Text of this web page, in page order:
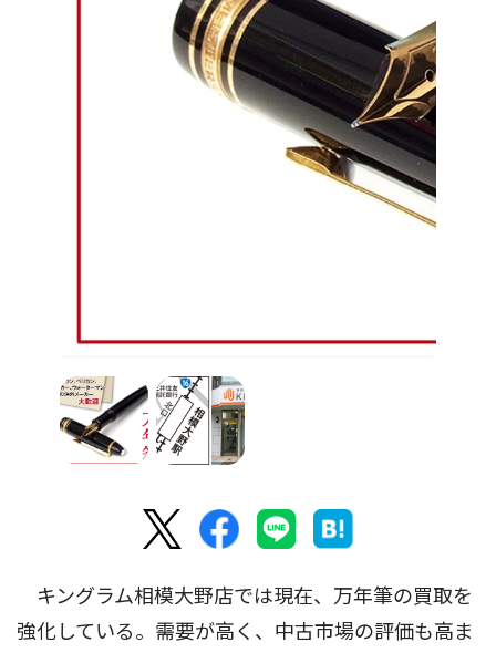
キングラム相模大野店では現在、万年筆の買取を
強化している。需要が高く、中古市場の評価も高ま